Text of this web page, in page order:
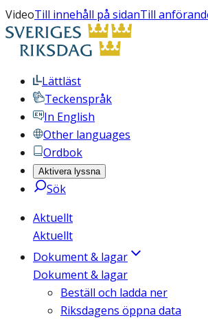
VideoTill innehåll på sidanTill
Lättläst
Teckenspråk
In English
Other languages
Ordbok
Aktivera lyssna
Sök
Aktuellt
Aktuellt
Dokument & lagar
Dokument & lagar
Beställ och ladda ner
Riksdagens öppna data